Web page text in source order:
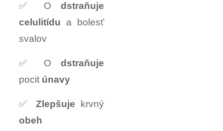
✅ O dstraňuje
celulitídu a bolesť
svalov
✅ O dstraňuje
pocit únavy
✅ Zlepšuje krvný
obeh